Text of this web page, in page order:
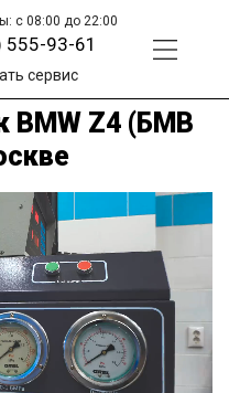
с 08:00 до 22:00
555-93-61
сервис
BMW Z4 (БМВ